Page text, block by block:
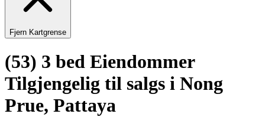
Fjern Kartgrense
(53) 3 bed Eiendommer
Tilgjengelig til salgs i Nong
Prue, Pattaya